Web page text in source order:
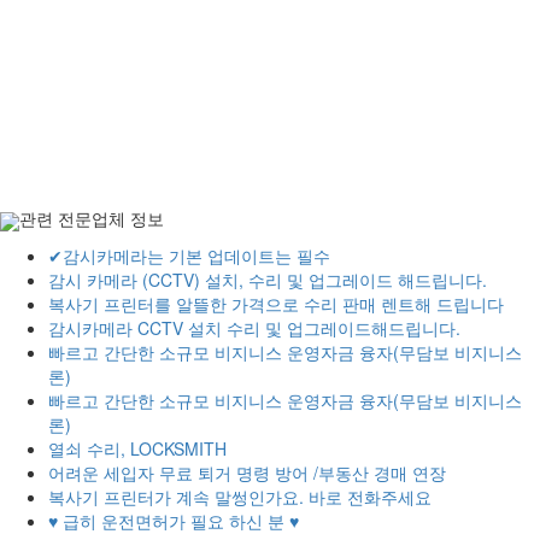
관련 전문업체 정보
✔감시카메라는 기본 업데이트는 필수
감시 카메라 (CCTV) 설치, 수리 및 업그레이드 해드립니다.
복사기 프린터를 알뜰한 가격으로 수리 판매 렌트해 드립니다
감시카메라 CCTV 설치 수리 및 업그레이드해드립니다.
빠르고 간단한 소규모 비지니스 운영자금 융자(무담보 비지니스
론)
빠르고 간단한 소규모 비지니스 운영자금 융자(무담보 비지니스
론)
열쇠 수리, LOCKSMITH
어려운 세입자 무료 퇴거 명령 방어 /부동산 경매 연장
복사기 프린터가 계속 말썽인가요. 바로 전화주세요
♥ 급히 운전면허가 필요 하신 분 ♥